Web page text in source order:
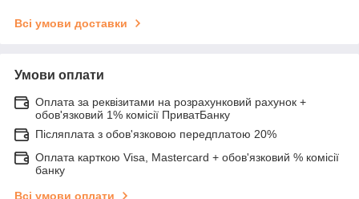
Всі умови доставки
Умови оплати
Оплата за реквізитами на розрахунковий рахунок +
обов'язковий 1% комісії ПриватБанку
Післяплата з обов'язковою передплатою 20%
Оплата карткою Visa, Mastercard + обов'язковий % комісії
банку
Всі умови оплати